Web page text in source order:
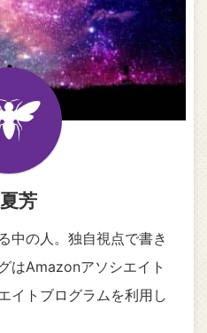
芳
中の人。独自視点で書き
はAmazonアソシエイト
イトブログラムを利用し